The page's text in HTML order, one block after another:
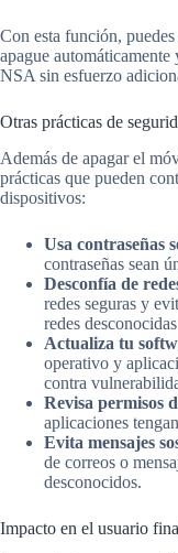
Con esta función,
apague
NSA sin esfuerzo
Otras prácticas de
Además de apagar el
prácticas que pueden
dispositivos:
Usa contraseñas
contraseñas sean
Desconfía de
redes seguras y
redes
Actualiza tu
operativo y
contra
Revisa permisos
aplicaciones
Evita mensajes
de correos o
desconocidos.
Impacto en el usuario